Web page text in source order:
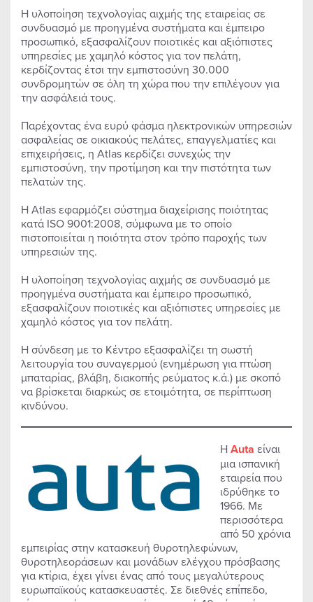
Η υλοποίηση τεχνολογίας αιχμής της εταιρείας σε
συνδυασμό με προηγμένα συστήματα και έμπειρο
προσωπικό, εξασφαλίζουν ποιοτικές και αξιόπιστες
υπηρεσίες με χαμηλό κόστος για τον πελάτη,
κερδίζοντας έτσι την εμπιστοσύνη 30.000
συνδρομητών σε όλη τη χώρα που την επιλέγουν για
την ασφάλειά τους.
Παρέχοντας ένα ευρύ φάσμα ηλεκτρονικών υπηρεσιών
ασφαλείας σε οικιακούς πελάτες, επαγγελματίες και
επιχειρήσεις, η Atlas κερδίζει συνεχώς την
εμπιστοσύνη, την προτίμηση και την πιστότητα των
πελατών της.
Η Atlas εφαρμόζει σύστημα διαχείρισης ποιότητας
κατά ISO 9001:2008, σύμφωνα με το οποίο
πιστοποιείται η ποιότητα στον τρόπο παροχής των
υπηρεσιών της.
Η υλοποίηση τεχνολογίας αιχμής σε συνδυασμό με
προηγμένα συστήματα και έμπειρο προσωπικό,
εξασφαλίζουν ποιοτικές και αξιόπιστες υπηρεσίες με
χαμηλό κόστος για τον πελάτη.
Η σύνδεση με το Κέντρο εξασφαλίζει τη σωστή
λειτουργία του συναγερμού (ενημέρωση για πτώση
μπαταρίας, βλάβη, διακοπής ρεύματος κ.ά.) με σκοπό
να βρίσκεται διαρκώς σε ετοιμότητα, σε περίπτωση
κινδύνου.
ΗAuta είναι
μια ισπανική
εταιρεία που
ιδρύθηκε το
1966. Με
περισσότερα
από 50 χρόνια
εμπειρίας στην κατασκευή θυροτηλεφώνων,
θυροτηλεοράσεων και μονάδων ελέγχου πρόσβασης
για κτίρια, έχει γίνει ένας από τους μεγαλύτερους
ευρωπαϊκούς κατασκευαστές. Σε διεθνές επίπεδο,